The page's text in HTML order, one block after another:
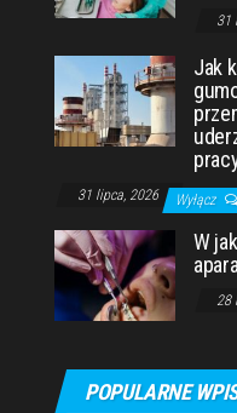
31
Jak
31 lipca, 2026 Wyłącz
W
28
POPULARNE